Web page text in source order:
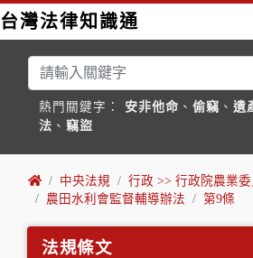
台灣法律知識通
熱門關鍵字： 安非他命 、 偷竊 、 遺
法 、 竊盜
中央法規
行政 >> 行政院農業
農田水利會監督輔導辦法
第9條
法規條文